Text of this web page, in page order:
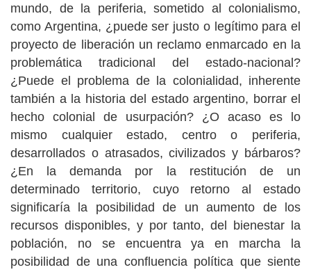
mundo, de la periferia, sometido al colonialismo,
como Argentina, ¿puede ser justo o legítimo para el
proyecto de liberación un reclamo enmarcado en la
problemática tradicional del estado-nacional?
¿Puede el problema de la colonialidad, inherente
también a la historia del estado argentino, borrar el
hecho colonial de usurpación? ¿O acaso es lo
mismo cualquier estado, centro o periferia,
desarrollados o atrasados, civilizados y bárbaros?
¿En la demanda por la restitución de un
determinado territorio, cuyo retorno al estado
significaría la posibilidad de un aumento de los
recursos disponibles, y por tanto, del bienestar la
población, no se encuentra ya en marcha la
posibilidad de una confluencia política que siente